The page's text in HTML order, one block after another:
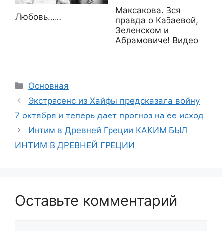
Любовь……
Максакова. Вся
правда о Кабаевой,
Зеленском и
Абрамовиче! Видео
Рубрики
Основная
Экстрасенс из Хайфы предсказала войну
7 октября и теперь дает прогноз на ее исход
Интим в Древней Греции КАКИМ БЫЛ
ИНТИМ В ДРЕВНЕЙ ГРЕЦИИ
Оставьте комментарий